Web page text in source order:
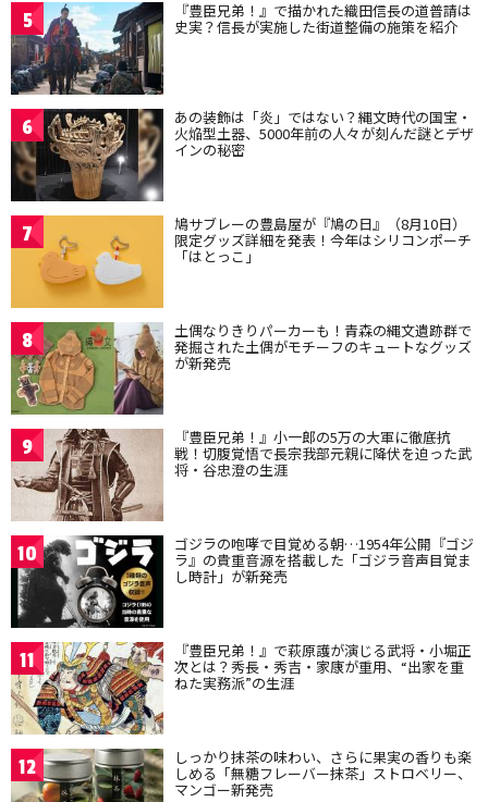
5 『豊臣兄弟！』で描かれた織田信長の道普請は
史実？信長が実施した街道整備の施策を紹介
6 あの装飾は「炎」ではない？縄文時代の国宝・
火焔型土器、5000年前の人々が刻んだ謎とデザ
インの秘密
7 鳩サブレーの豊島屋が『鳩の日』（8月10日）
限定グッズ詳細を発表！今年はシリコンポーチ
「はとっこ」
8 土偶なりきりパーカーも！青森の縄文遺跡群で
発掘された土偶がモチーフのキュートなグッズ
が新発売
9 『豊臣兄弟！』小一郎の5万の大軍に徹底抗
戦！切腹覚悟で長宗我部元親に降伏を迫った武
将・谷忠澄の生涯
10 ゴジラの咆哮で目覚める朝…1954年公開『ゴジ
ラ』の貴重音源を搭載した「ゴジラ音声目覚ま
し時計」が新発売
11 『豊臣兄弟！』で萩原護が演じる武将・小堀正
次とは？秀長・秀吉・家康が重用、“出家を重
ねた実務派”の生涯
12 しっかり抹茶の味わい、さらに果実の香りも楽
しめる「無糖フレーバー抹茶」ストロベリー、
マンゴー新発売